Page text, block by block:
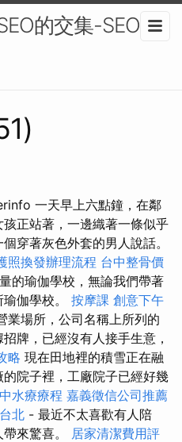
的交集-SEO公
一天早上六點鐘，在鄰
正站著，一邊織著一條似乎
穿著灰色外套的男人說話。
照換發辦理流程 台中整骨價
的瑜伽學校，無論我們帶著
伽學校。 按摩課 創意下午
業場所，公司名稱上所列的
牌，已經沒有人接手生意，
略 現在田地裡的積雪正在融
院子裡，工廠院子已經好幾
水療療程 嘉義徵信公司推薦
北 - 最近不太喜歡有人陪
來驚喜。 居家清潔費用評